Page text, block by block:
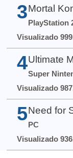
3 Mortal
PlayStation
Visualizado
4 Ultimate
Super
Visualizado
5 Need for
PC
Visualizado